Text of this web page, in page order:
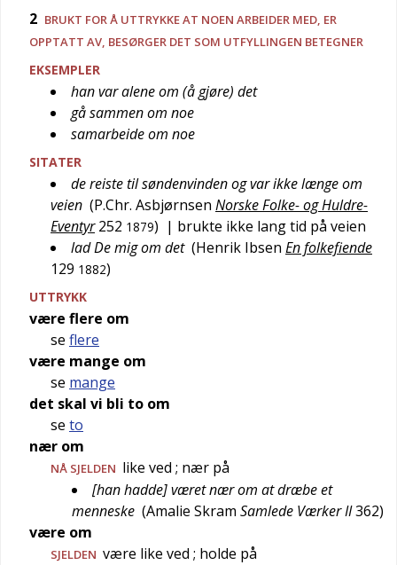
2 BRUKT FOR Å UTTRYKKE AT NOEN ARBEIDER MED, ER
OPPTATT AV, BESØRGER DET SOM UTFYLLINGEN BETEGNER
EKSEMPLER
han var alene om (å gjøre) det
gå sammen om noe
samarbeide om noe
SITATER
de reiste til søndenvinden og var ikke længe om
veien (P.Chr. Asbjørnsen Norske Folke- og Huldre-
Eventyr 252 1879) | brukte ikke lang tid på veien
lad De mig om det (Henrik Ibsen En folkefiende
129 1882)
UTTRYKK
være flere om
se flere
være mange om
se mange
det skal vi bli to om
se to
nær om
NÅ SJELDEN like ved ; nær på
[han hadde] været nær om at dræbe et
menneske (Amalie Skram Samlede Værker II362)
være om
SJELDEN være like ved ; holde på